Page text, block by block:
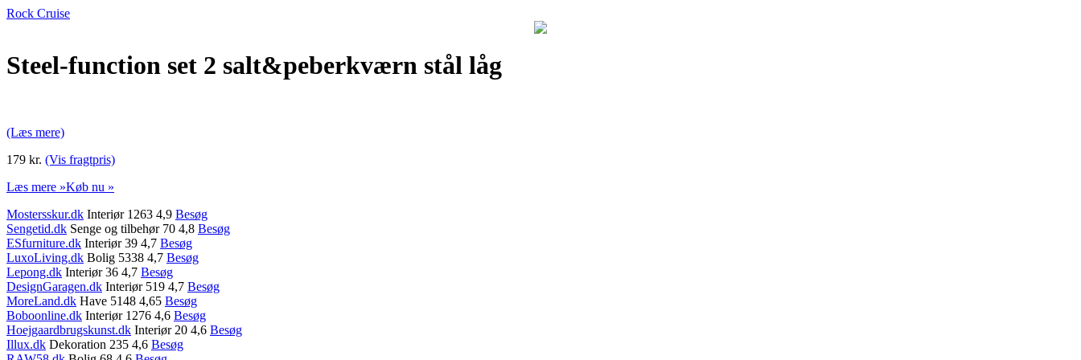
Rock Cruise
Steel-function set 2 salt&peberkværn stål låg
(Læs mere)
179 kr. (Vis fragtpris)
Læs mere »Køb nu »
Mostersskur.dk Interiør 1263 4,9 Besøg
Sengetid.dk Senge og tilbehør 70 4,8 Besøg
ESfurniture.dk Interiør 39 4,7 Besøg
LuxoLiving.dk Bolig 5338 4,7 Besøg
Lepong.dk Interiør 36 4,7 Besøg
DesignGaragen.dk Interiør 519 4,7 Besøg
MoreLand.dk Have 5148 4,65 Besøg
Boboonline.dk Interiør 1276 4,6 Besøg
Hoejgaardbrugskunst.dk Interiør 20 4,6 Besøg
Illux.dk Dekoration 235 4,6 Besøg